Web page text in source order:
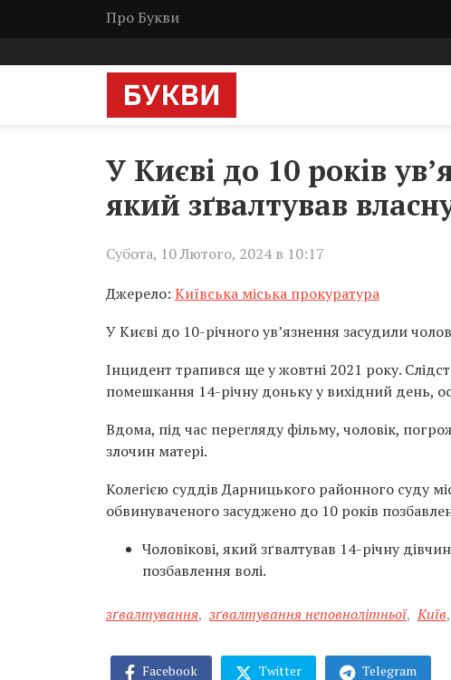
Про Букви
У Києві до 10 років
який зґвалтував
Субота, 10 Лютого, 2024 в 10:17
Джерело: Київська міська прокуратура
У Києві до 10-річного ув’язнення засудили
Інцидент трапився ще у жовтні 2021 року.
помешкання 14-річну доньку у вихідний день,
Вдома, під час перегляду фільму, чоловік,
злочин матері.
Колегією суддів Дарницького районного суду
обвинуваченого засуджено до 10 років
Чоловікові, який зґвалтував 14-річну
позбавлення волі.
зґвалтування, зґвалтування неповнолітньої, Київ,
Facebook Twitter Telegram